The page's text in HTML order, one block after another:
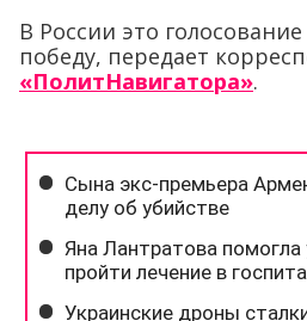
В России это
победу, передает
«ПолитНавигатора».